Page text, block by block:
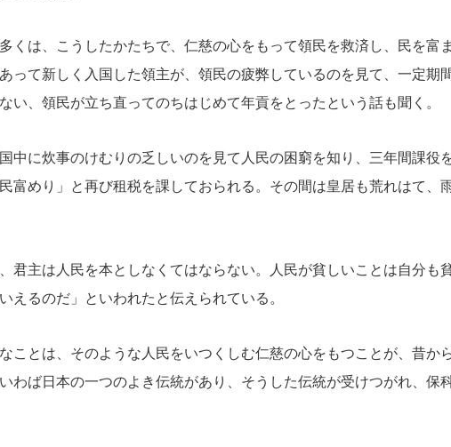
くは、こうしたかたちで、仁慈の心をもって領民を救済し、民を富
って新しく入国した領主が、領民の疲弊しているのを見て、一定期
い、領民が立ち直ってのちはじめて年貢をとったという話も聞く。
中に炊事のけむりの乏しいのを見て人民の困窮を知り、三年間課役
富めり」と再び租税を課しておられる。その間は皇居も荒れはて、
君主は人民を本としなくてはならない。人民が貧しいことは自分も
えるのだ」といわれたと伝えられている。
ことは、そのような人民をいつくしむ仁慈の心をもつことが、昔か
わば日本の一つのよき伝統があり、そうした伝統が受けつがれ、保